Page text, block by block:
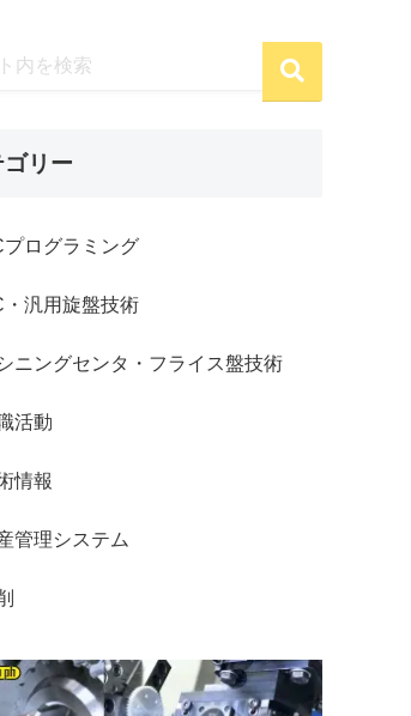
ゴリー
プログラミング
・汎用旋盤技術
ニングセンタ・フライス盤技術
活動
情報
管理システム